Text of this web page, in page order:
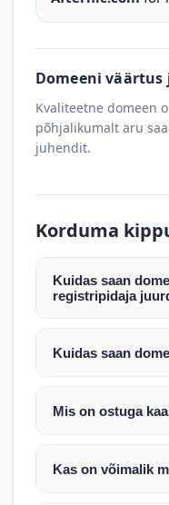
Domeeni väärtus
Kvaliteetne domeen
põhjalikumalt aru
juhendit.
Korduma
Kuidas saan
registripidaja
Pärast makse
AUTH (EPP) koodi.
Domeeni
tööpäeva.
posti teel pärast
Kuidas saan
Pärast ostu
Maksekinnituse
enda valitud
Mis on ostuga
Ostuga kaasas on
Veebimajutust ja
Kas on võimalik